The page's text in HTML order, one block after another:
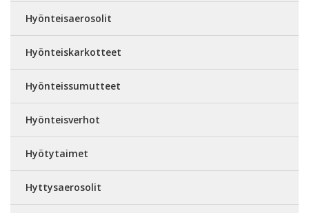
Hyönteisaerosolit
Hyönteiskarkotteet
Hyönteissumutteet
Hyönteisverhot
Hyötytaimet
Hyttysaerosolit